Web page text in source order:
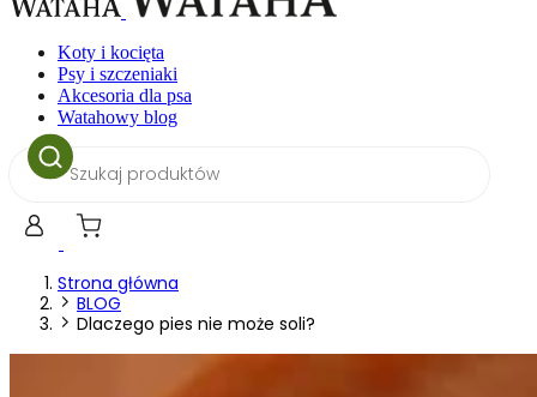
Koty i kocięta
Psy i szczeniaki
Akcesoria dla psa
Watahowy blog
Wyszukiwarka
produktów
Strona główna
BLOG
Dlaczego pies nie może soli?